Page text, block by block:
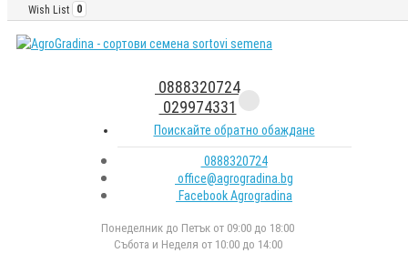
Wish List 0
0888320724
029974331
Поискайте обратно обаждане
0888320724
office@agrogradina.bg
Facebook Agrogradina
Понеделник до Петък от 09:00 до 18:00
Събота и Неделя от 10:00 до 14:00